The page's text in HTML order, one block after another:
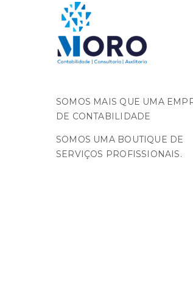
SOMOS MAIS QUE UMA
DE CONTABILIDADE
SOMOS UMA BOUTIQUE DE
SERVIÇOS PROFISSIONAIS.